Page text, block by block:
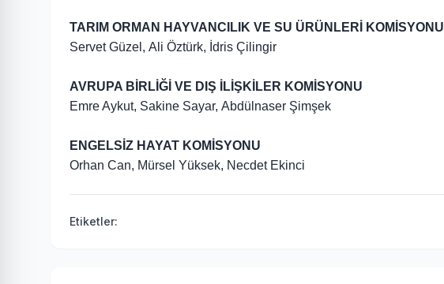
TARIM ORMAN HAYVANCILIK VE SU ÜRÜNLERİ KOMİSYONU
Servet Güzel, Ali Öztürk, İdris Çilingir
AVRUPA BİRLİĞİ VE DIŞ İLİŞKİLER KOMİSYONU
Emre Aykut, Sakine Sayar, Abdülnaser Şimşek
ENGELSİZ HAYAT KOMİSYONU
Orhan Can, Mürsel Yüksek, Necdet Ekinci
Etiketler: